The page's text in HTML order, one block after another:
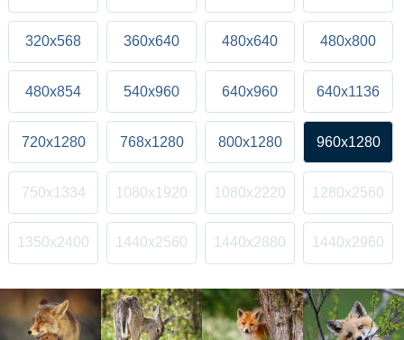
320x568 360x640 480x640 480x800
480x854 540x960 640x960 640x1136
720x1280 768x1280 800x1280 960x1280
750x1334 1080x1920 1080x2220 1280x2560
1350x2400 1440x2560 1440x2880 1440x2960